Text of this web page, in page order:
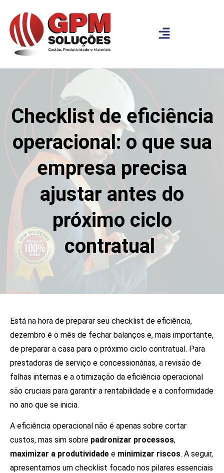
Checklist de eficiência
operacional: o que sua
empresa precisa
ajustar antes do
próximo ciclo
contratual
Está na hora de preparar seu checklist de eficiência,
dezembro é o mês de fechar balanços e, mais importante,
de preparar a casa para o próximo ciclo contratual. Para
prestadoras de serviço e concessionárias, a revisão de
falhas internas e a otimização da eficiência operacional
são cruciais para garantir a rentabilidade e a conformidade
no ano que se inicia.
A eficiência operacional não é apenas sobre cortar
custos, mas sim sobre padronizar processos,
maximizar a produtividade e minimizar riscos. A seguir,
apresentamos um checklist focado nos pilares essenciais